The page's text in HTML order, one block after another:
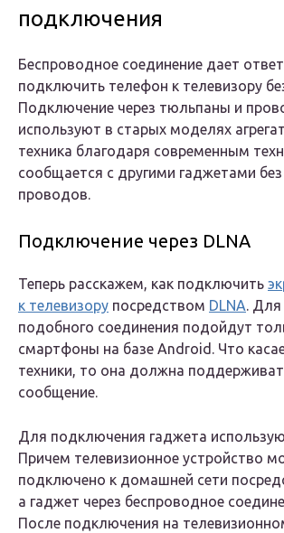
подключения
Беспроводное соединение дает
подключить телефон к телевизору
Подключение через тюльпаны и
используют в старых моделях
техника благодаря современным
сообщается с другими гаджетами
проводов.
Подключение через DLNA
Теперь расскажем, как подключить
к телевизору посредством DLNA. Для
подобного соединения подойдут
смартфоны на базе Android. Что
техники, то она должна
сообщение.
Для подключения гаджета
Причем телевизионное устройство
подключено к домашней сети
а гаджет через беспроводное
После подключения на